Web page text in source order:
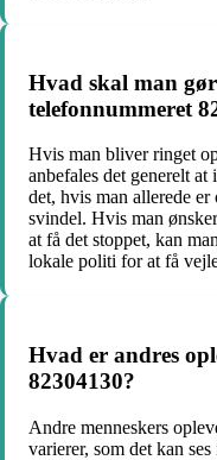
Hvad skal man
telefonnummeret
Hvis man bliver ringet
anbefales det generelt
det, hvis man allerede
svindel. Hvis man
at få det stoppet, kan
lokale politi for at få
Hvad er andres
82304130?
Andre menneskers
varierer, som det kan